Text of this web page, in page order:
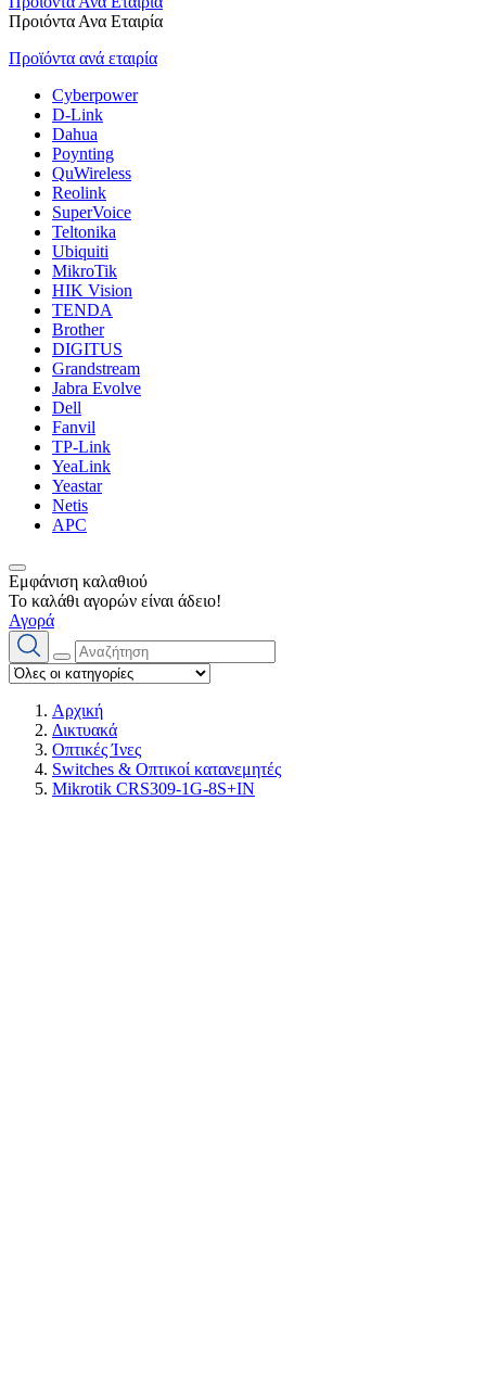
Προιόντα Ανα Εταιρία
Προϊόντα ανά εταιρία
Cyberpower
D-Link
Dahua
Poynting
QuWireless
Reolink
SuperVoice
Teltonika
Ubiquiti
MikroTik
HIK Vision
TENDA
Brother
DIGITUS
Grandstream
Jabra Evolve
Dell
Fanvil
TP-Link
YeaLink
Yeastar
Netis
APC
Εμφάνιση καλαθιού
Το καλάθι αγορών είναι άδειο!
Αγορά
Αρχική
Δικτυακά
Οπτικές Ίνες
Switches & Οπτικοί κατανεμητές
Mikrotik CRS309-1G-8S+IN